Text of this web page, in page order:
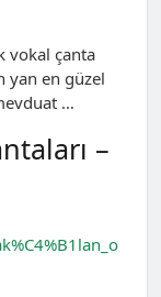
vokal çanta
yan en güzel
…
–